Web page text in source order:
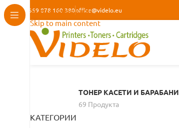
Skip to navigation
Skip to main content
+359 878 160 380office@videlo.eu
ТОНЕР КАСЕТИ И БАРАБАНИ
69 Продуктa
КАТЕГОРИИ